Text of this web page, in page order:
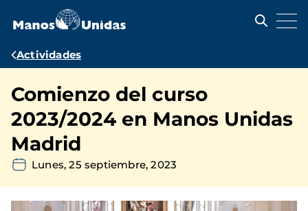
contenido
Ruta
navegación
Actividades
Comienzo del curso
2023/2024 en Manos Unidas
Madrid
Lunes, 25 septiembre, 2023